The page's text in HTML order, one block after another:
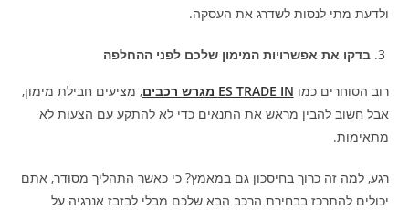
ולדעת מתי לנסות לשדרג את העסקה.
בדקו את אפשרויות המימון שלכם לפני ההחלפה
רוב הסוחרים כמו ES TRADE IN מגרש רכבים
, מציעים חבילת מימון,
אבל חשוב להבין מראש את התנאים כדי לא להתקע עם הצעות לא
מתאימות.
רגע, למה זה כרוך בחיסכון גם במאמץ? כי כאשר התהליך מסודר, אתם
יכולים להתרכז בבחירת הרכב הבא שלכם מבלי לבזבז אנרגיה על